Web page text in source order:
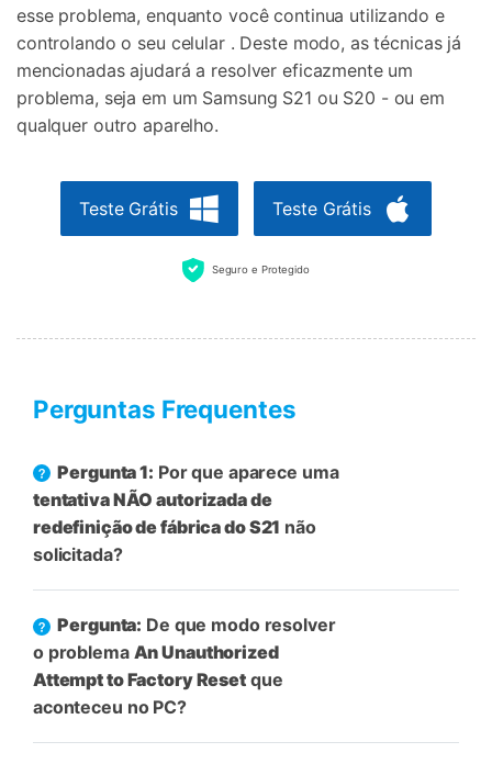
esse problema, enquanto você continua utilizando e
controlando o seu celular . Deste modo, as técnicas já
mencionadas ajudará a resolver eficazmente um
problema, seja em um Samsung S21 ou S20 - ou em
qualquer outro aparelho.
Teste Grátis Teste Grátis
Seguro e Protegido
Perguntas Frequentes
Pergunta 1: Por que aparece uma
tentativa NÃO autorizada de
redefinição de fábrica do S21 não
solicitada?
Pergunta: De que modo resolver
o problema An Unauthorized
Attempt to Factory Resetque
aconteceu no PC?